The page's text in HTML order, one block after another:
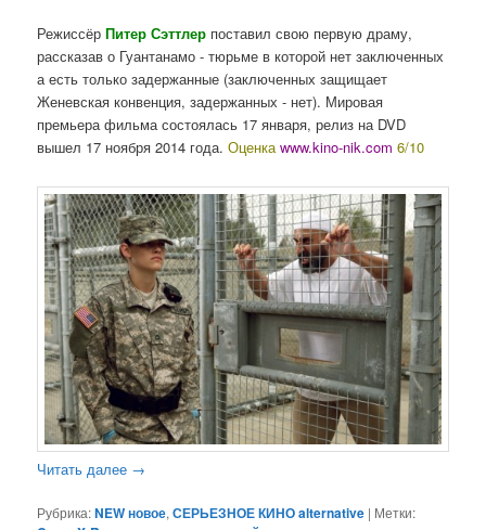
РежиссёрПитер Сэттлер поставил свою первую драму,
рассказав о Гуантанамо - тюрьме в которой нет заключенных
а есть только задержанные (заключенных защищает
Женевская конвенция, задержанных - нет). Мировая
премьера фильма состоялась 17 января, релиз на DVD
вышел 17 ноября 2014 года.Оценкаwww.kino-nik.com6/10
Читать далее →
Рубрика:NEW новое,СЕРЬЕЗНОЕ КИНО alternative | Метки: